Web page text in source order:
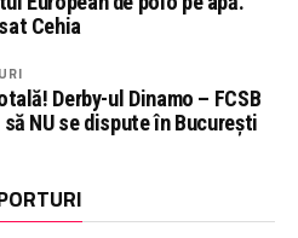
Cehia
Derby-ul Dinamo – FCSB
NU se dispute în București